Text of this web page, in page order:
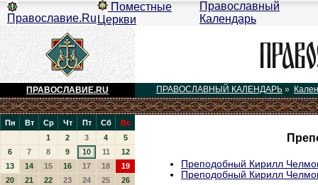
Православие.Ru
Поместные
Церкви
Православный
Календарь
ПРАВОСЛАВИЕ.RU ПРАВОСЛАВНЫЙ КАЛЕНДАРЬ »
Пн Вт Ср Чт Пт Сб
Вс
1
2 3 4
5
6
7 8 9 10 11
12
13
14 15 16 17 18
19
20
21 22 23 24 25
26
Преподобный Кирилл
Преподобный Кирилл